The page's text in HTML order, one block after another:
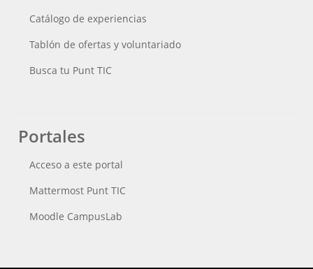
Catálogo de experiencias
Tablón de ofertas y voluntariado
Busca tu Punt TIC
Portales
Acceso a este portal
Mattermost Punt TIC
Moodle CampusLab